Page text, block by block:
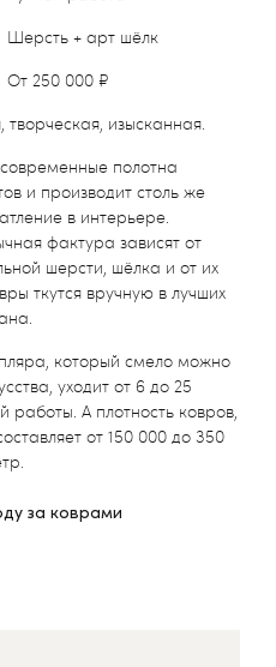
шерсть + арт шёлк
от 250 000 ₽
изысканная.
полотна
и производит столь же
в интерьере.
фактура зависят от
шерсти, шёлка и от их
ткутся вручную в лучших
который смело можно
уходит от 6 до 25
работы. А плотность ковров,
от 150 000 до 350
за коврами